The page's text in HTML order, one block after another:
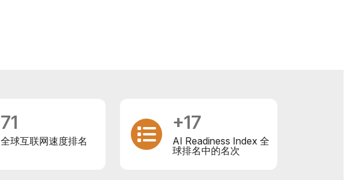
71
全球互联网速度排名
+17
AI Readiness Index 全
球排名中的名次